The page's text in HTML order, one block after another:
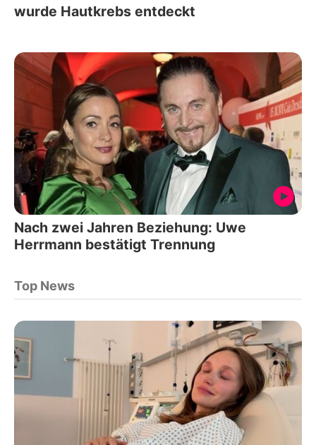
wurde Hautkrebs entdeckt
Nach zwei Jahren Beziehung: Uwe
Herrmann bestätigt Trennung
Top News